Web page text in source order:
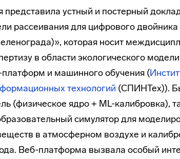
устный и постерный
рассеивания для цифрового двойника
которая носит
в области экологического
платформ и машинного обучения (
технологий (СПИНТех)).
(физическое ядро + ML-калибровка),
симулятор для
в атмосферном воздухе и
Веб-платформа вызвала особый